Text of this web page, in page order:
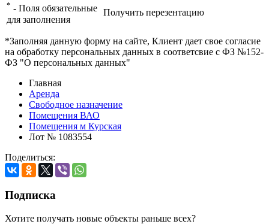
* - Поля обязательные
для заполнения
Получить перезентацию
*Заполняя данную форму на сайте, Клиент дает свое согласие
на обработку персональных данных в соответсвие с ФЗ №152-
ФЗ "О персональных данных"
Главная
Аренда
Свободное назначение
Помещения ВАО
Помещения м Курская
Лот № 1083554
Поделиться:
Подписка
Хотите получать новые объекты раньше всех?